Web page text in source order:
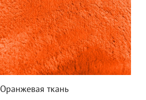
Оранжевая ткань